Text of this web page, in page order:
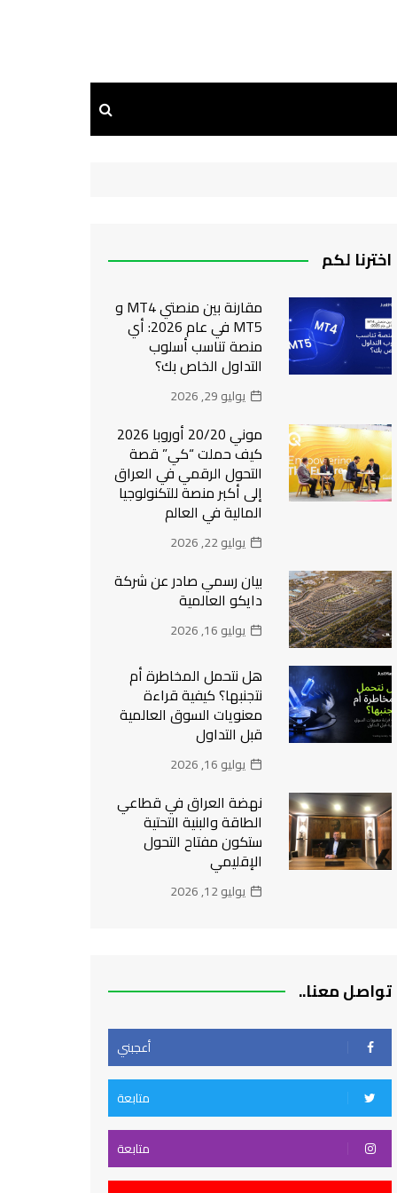
اخترنا لكم
مقارنة بين منصتي MT4 و
MT5 في عام 2026: أي
منصة تناسب أسلوب
التداول الخاص بك؟
يوليو 29, 2026
موني 20/20 أوروبا 2026
كيف حملت “كي” قصة
التحول الرقمي في العراق
إلى أكبر منصة للتكنولوجيا
المالية في العالم
يوليو 22, 2026
بيان رسمي صادر عن شركة
دايكو العالمية
يوليو 16, 2026
هل نتحمل المخاطرة أم
نتجنبها؟ كيفية قراءة
معنويات السوق العالمية
قبل التداول
يوليو 16, 2026
نهضة العراق في قطاعي
الطاقة والبنية التحتية
ستكون مفتاح التحول
الإقليمي
يوليو 12, 2026
تواصل معنا..
أعجبني
متابعة
متابعة